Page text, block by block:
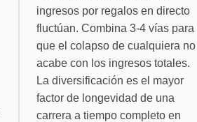
ingresos por regalos en directo
fluctúan. Combina 3-4 vías para
que el colapso de cualquiera no
acabe con los ingresos totales.
La diversificación es el mayor
factor de longevidad de una
carrera a tiempo completo en